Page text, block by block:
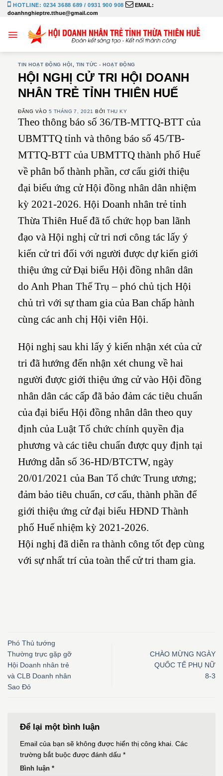
Bỏ
qua
dung
HOTLINE: 0234 3688 689 / 0931 900 908
EMAIL:
doanhnghieptre.tthue@gmail.com
TIN HOẠT ĐỘNG HỘI TIN TỨC - HOẠT ĐỘNG
HỘI NGHỊ CỬ TRI HỘI DOANH
NHÂN TRẺ TỈNH THIÊN HUẾ
ĐĂNG VÀO 5 THÁNG 7, 2021 BỞITHU KY
Theo thông báo số 36/TB-MTTQ-BTT của
UBMTTQ tỉnh và thông báo số 45/TB-
MTTQ-BTT của UBMTTQ thành phố Huế
về phân bổ thành phần, cơ cấu giới thiệu
đại biểu ứng cử Hội đồng nhân dân nhiệm
kỳ 2021-2026. Hội Doanh nhân trẻ tỉnh
Thừa Thiên Huế đã tổ chức họp ban lãnh
đạo và Hội nghị cử tri nơi công tác lấy ý
kiến cử tri đối với người được dự kiến giới
thiệu ứng cử Đại biểu Hội đồng nhân dân
do Anh Phan Thế Trụ – phó chủ tịch Hội
chủ trì với sự tham gia của Ban chấp hành
cùng các anh chị Hội viên Hội.
Hội nghị sau khi lấy ý kiến nhận xét của cử
tri đã hướng đến nhận xét chung về hai
người được giới thiệu ứng cử vào Hội đồng
nhân dân các cấp đã bảo đảm các tiêu chuẩn
của đại biểu Hội đồng nhân dân theo quy
định của Luật Tổ chức chính quyền địa
phương và các tiêu chuẩn được quy định tại
Hướng dẫn số 36-HD/BTCTW, ngày
20/01/2021 của Ban Tổ chức Trung ương;
đảm bảo tiêu chuẩn, cơ cấu, thành phần để
giới thiệu ứng cử đại biểu HĐND Thành
phố Huế nhiệm kỳ 2021-2026.
Hội nghị đã diễn ra thành công tốt đẹp cùng
với sự nhất trí của toàn thể cử tri tham gia.
Phó Thủ tướng
Thường trực gặp gỡ
Hội Doanh nhân trẻ
và CLB Doanh nhân
Sao Đỏ
CHÀO MỪNG NGÀY
QUỐC TẾ PHỤ NỮ
8-3
Để lại một bình luận
Email của bạn sẽ không được hiển thị công khai. Các
trường bắt buộc được đánh dấu *
Bình luận *